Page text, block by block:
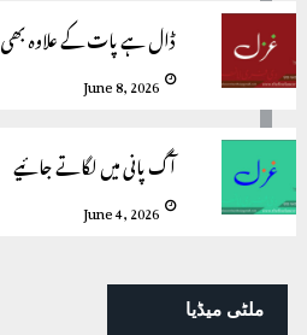
ڈال ہے پات کے علاوہ بھی
June 8, 2026
آگ پانی میں لگاتے جائیے
June 4, 2026
ملٹی میڈیا